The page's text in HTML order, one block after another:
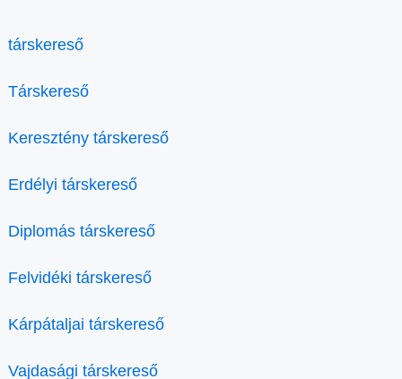
társkereső
Társkereső
Keresztény társkereső
Erdélyi társkereső
Diplomás társkereső
Felvidéki társkereső
Kárpátaljai társkereső
Vajdasági társkereső